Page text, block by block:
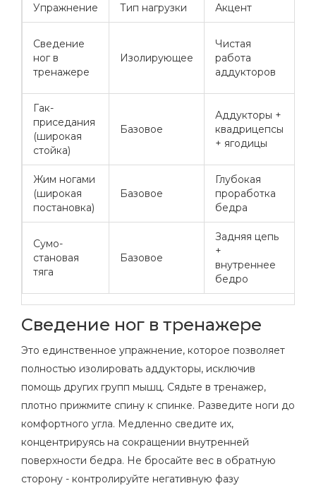
Упражнение Тип нагрузки Акцент
Сведение
ног в
тренажере
Изолирующее
Чистая
работа
аддукторов
Гак-
приседания
(широкая
стойка)
Базовое
Аддукторы +
квадрицепсы
+ ягодицы
Жим ногами
(широкая
постановка)
Базовое
Глубокая
проработка
бедра
Сумо-
становая
тяга
Базовое
Задняя цепь
+
внутреннее
бедро
Сведение ног в тренажере
Это единственное упражнение, которое позволяет
полностью изолировать аддукторы, исключив
помощь других групп мышц. Сядьте в тренажер,
плотно прижмите спину к спинке. Разведите ноги до
комфортного угла. Медленно сведите их,
концентрируясь на сокращении внутренней
поверхности бедра. Не бросайте вес в обратную
сторону - контролируйте негативную фазу